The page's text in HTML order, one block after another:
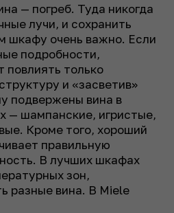
— погреб. Туда никогда
лучи, и сохранить
шкафу очень важно. Если
подробности,
только
и «засветив»
подвержены вина в
— шампанские, игристые,
Кроме того, хороший
правильную
В лучших шкафах
зон,
разные вина. В Miele